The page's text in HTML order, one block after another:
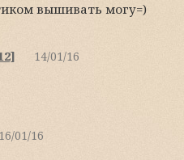
вышивать могу=)
14/01/16
16/01/16